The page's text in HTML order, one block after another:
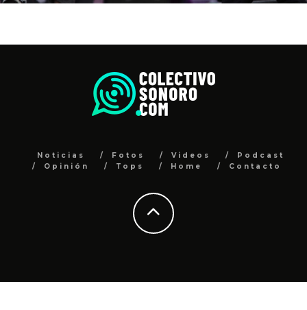
Noticias Fotos Videos
Podcast
Opinión
Tops Home Contacto